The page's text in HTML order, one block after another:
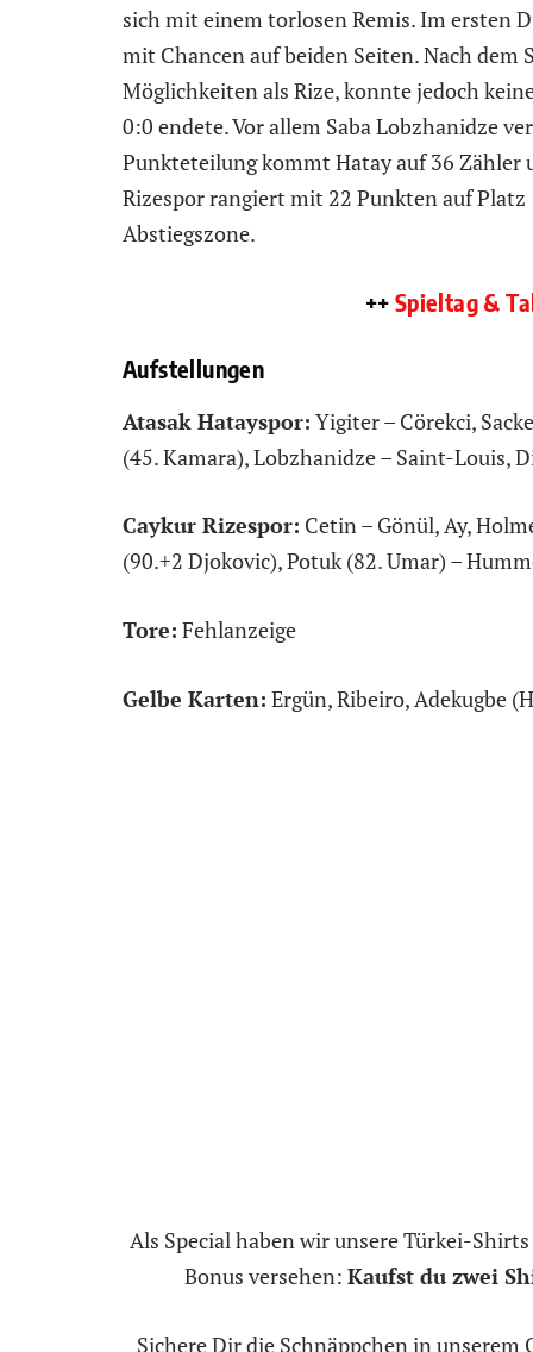
sich mit einem torlosen Remis. Im ersten
mit Chancen auf beiden Seiten. Nach
Möglichkeiten als Rize, konnte jedoch
0:0 endete. Vor allem Saba Lobzhanidze
Punkteteilung kommt Hatay auf 36 Zähler
Rizespor rangiert mit 22 Punkten auf
Abstiegszone.
++ Spieltag &
Aufstellungen
Atasak Hatayspor: Yigiter – Cörekci,
(45. Kamara), Lobzhanidze – Saint-Louis,
Caykur Rizespor: Cetin – Gönül, Ay,
(90.+2 Djokovic), Potuk (82. Umar) –
Tore: Fehlanzeige
Gelbe Karten: Ergün, Ribeiro, Adekugbe
Als Special haben wir unsere Türkei-
Bonus versehen: Kaufst du zwei
Sichere Dir die Schnäppchen in